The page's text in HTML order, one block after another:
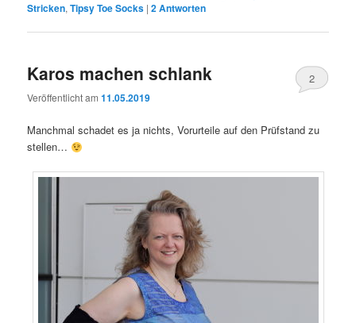
Stricken,Tipsy Toe Socks |2Antworten
Karos machen schlank
Veröffentlicht am11.05.2019
2
Manchmal schadet es ja nichts, Vorurteile auf den Prüfstand zu
stellen…